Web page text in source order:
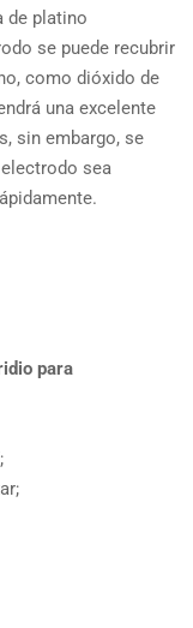
de platino
se puede recubrir
como dióxido de
una excelente
sin embargo, se
sea
para